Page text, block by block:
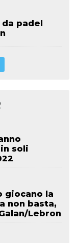
padel
soli
giocano la
non basta,
Lebron